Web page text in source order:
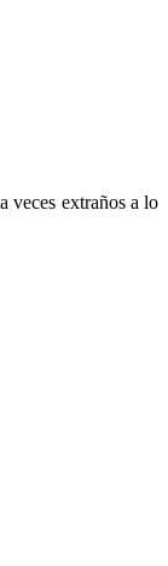
veces extraños a lo